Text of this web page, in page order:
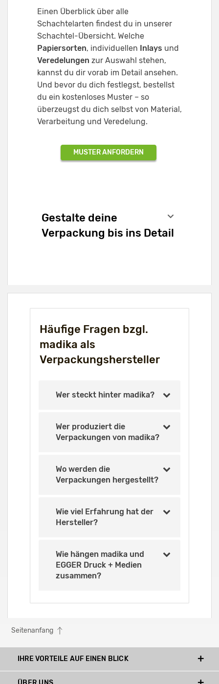
Einen Überblick über alle
Schachtelarten findest du in unserer
Schachtel-Übersicht. Welche
Papiersorten, individuellen Inlays und
Veredelungen zur Auswahl stehen,
kannst du dir vorab im Detail ansehen.
Und bevor du dich festlegst, bestellst
du ein kostenloses Muster – so
überzeugst du dich selbst von Material,
Verarbeitung und Veredelung.
MUSTER ANFORDERN
Gestalte deine
Verpackung bis ins Detail
Häufige Fragen bzgl.
madika als
Verpackungshersteller
Wer steckt hinter madika?
Wer produziert die
Verpackungen von madika?
Wo werden die
Verpackungen hergestellt?
Wie viel Erfahrung hat der
Hersteller?
Wie hängen madika und
EGGER Druck + Medien
zusammen?
Seitenanfang
IHRE VORTEILE AUF EINEN BLICK